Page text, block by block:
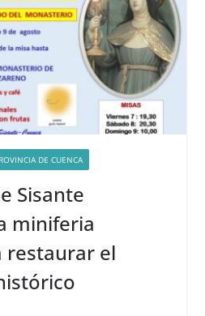
DE CUENCA
Sisante
miniferia
restaurar el